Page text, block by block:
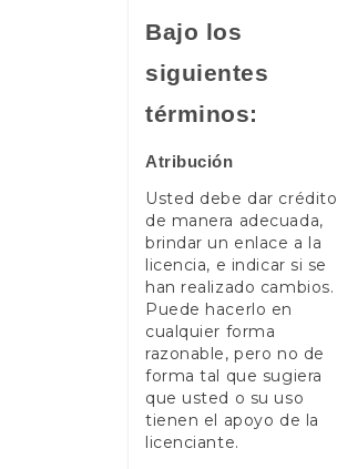
Bajo los
siguientes
términos:
Atribución
Usted debe dar crédito
de manera adecuada,
brindar un enlace a la
licencia, e indicar si se
han realizado cambios.
Puede hacerlo en
cualquier forma
razonable, pero no de
forma tal que sugiera
que usted o su uso
tienen el apoyo de la
licenciante.